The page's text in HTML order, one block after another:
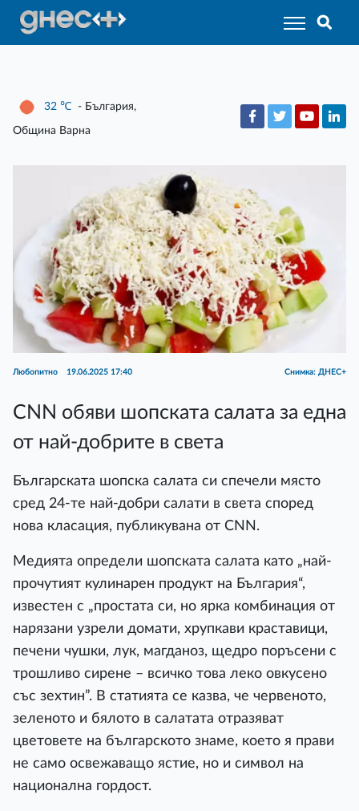
32 ℃ - България,
Община Варна
Любопитно 19.06.2025 17:40 Снимка: ДНЕС+
CNN обяви шопската салата за една
от най-добрите в света
Българската шопска салата си спечели място
сред 24-те най-добри салати в света според
нова класация, публикувана от CNN.
Медията определи шопската салата като „най-
прочутият кулинарен продукт на България“,
известен с „простата си, но ярка комбинация от
нарязани узрели домати, хрупкави краставици,
печени чушки, лук, магданоз, щедро поръсени с
трошливо сирене – всичко това леко овкусено
със зехтин”. В статията се казва, че червеното,
зеленото и бялото в салатата отразяват
цветовете на българското знаме, което я прави
не само освежаващо ястие, но и символ на
национална гордост.